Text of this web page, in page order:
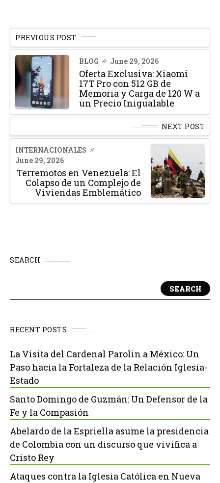
PREVIOUS POST
BLOG June 29, 2026
Oferta Exclusiva: Xiaomi
17T Pro con 512 GB de
Memoria y Carga de 120 W a
un Precio Inigualable
NEXT POST
INTERNACIONALES
June 29, 2026
Terremotos en Venezuela: El
Colapso de un Complejo de
Viviendas Emblemático
SEARCH
SEARCH
RECENT POSTS
La Visita del Cardenal Parolin a México: Un
Paso hacia la Fortaleza de la Relación Iglesia-
Estado
Santo Domingo de Guzmán: Un Defensor de la
Fe y la Compasión
Abelardo de la Espriella asume la presidencia
de Colombia con un discurso que vivifica a
Cristo Rey
Ataques contra la Iglesia Católica en Nueva